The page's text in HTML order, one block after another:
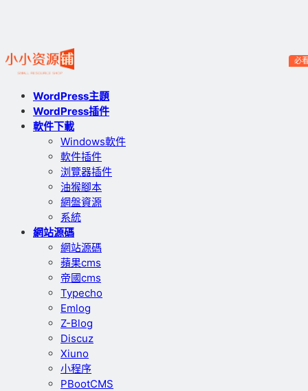
WordPress主題
WordPress插件
軟件下載
Windows軟件
軟件插件
浏覽器插件
油猴腳本
網盤資源
系統
網站源碼
網站源碼
蘋果cms
帝國cms
Typecho
Emlog
Z-Blog
Discuz
Xiuno
小程序
PBootCMS
必